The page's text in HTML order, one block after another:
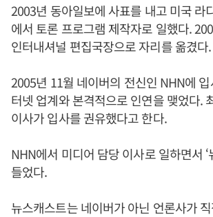
2003년 동아일보에 사표를 내고 미국 라
에서 토론 프로그램 제작자로 일했다.
인터내셔널 편집국장으로 자리를 옮겼다.
2005년 11월 네이버의 전신인 NHN에
터넷 업계와 본격적으로 인연을 맺었다.
이사가 입사를 권유했다고 한다.
NHN에서 미디어 담당 이사로 일하면서 ‘
들었다.
뉴스캐스트는 네이버가 아닌 언론사가